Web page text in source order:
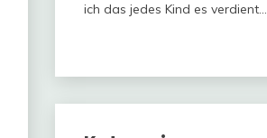
ich das jedes Kind es verdient…